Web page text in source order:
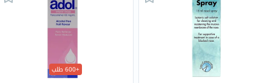
+600 طلب